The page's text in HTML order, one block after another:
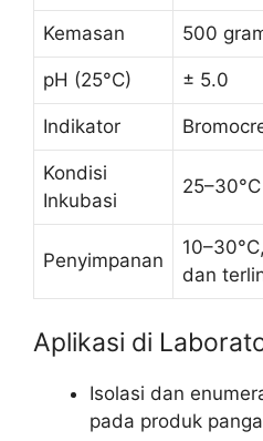
Kemasan 500
pH (25°C) ± 5.0
Indikator
Kondisi
Inkubasi
Penyimpanan
dan
Aplikasi di
Isolasi dan
pada produk